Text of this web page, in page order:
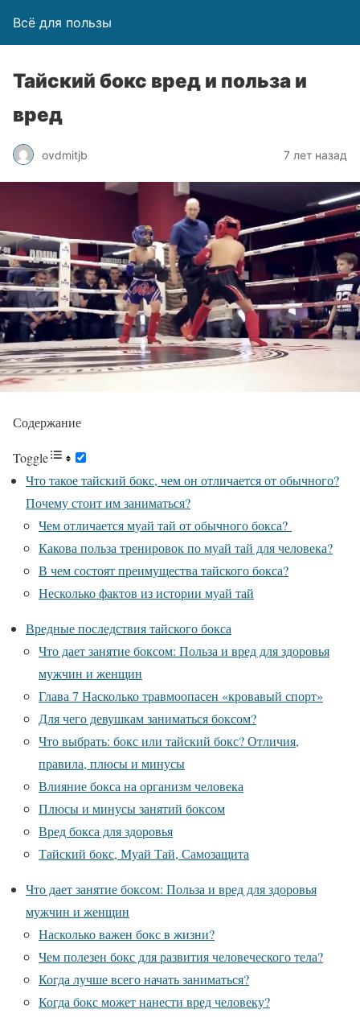
Всё для пользы
Тайский бокс вред и польза и
вред
ovdmitjb 7 лет назад
Содержание
Toggle
Что такое тайский бокс, чем он отличается от обычного?
Почему стоит им заниматься?
Чем отличается муай тай от обычного бокса?
Какова польза тренировок по муай тай для человека?
В чем состоят преимущества тайского бокса?
Несколько фактов из истории муай тай
Вредные последствия тайского бокса
Что дает занятие боксом: Польза и вред для здоровья
мужчин и женщин
Глава 7 Насколько травмоопасен «кровавый спорт»
Для чего девушкам заниматься боксом?
Что выбрать: бокс или тайский бокс? Отличия,
правила, плюсы и минусы
Влияние бокса на организм человека
Плюсы и минусы занятий боксом
Вред бокса для здоровья
Тайский бокс, Муай Тай, Самозащита
Что дает занятие боксом: Польза и вред для здоровья
мужчин и женщин
Насколько важен бокс в жизни?
Чем полезен бокс для развития человеческого тела?
Когда лучше всего начать заниматься?
Когда бокс может нанести вред человеку?